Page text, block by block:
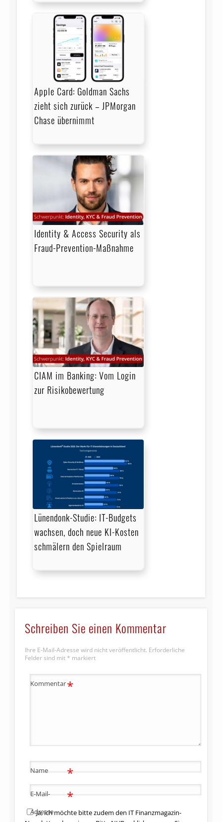
Apple Card: Goldman Sachs
zieht sich zurück – JPMorgan
Chase übernimmt
Identity & Access Security als
Fraud-Prevention-Maßnahme
CIAM im Banking: Vom Login
zur Risikobewertung
Lünendonk-Studie: IT-Budgets
wachsen, doch neue KI-Kosten
schmälern den Spielraum
Schreiben Sie einen Kommentar
Ihre E-Mail-Adresse wird nicht veröffentlicht. Erforderliche
Felder sind mit * markiert
Kommentar*
Name *
E-Mail-
Adresse
*
Ja, ich möchte bitte zudem den IT Finanzmagazin-